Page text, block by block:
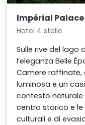
Impérial Palace
Hotel 4 stelle
Sulle rive del lago
l’eleganza Belle
Camere
luminosa e un
contesto naturale
centro storico e
culturali e di